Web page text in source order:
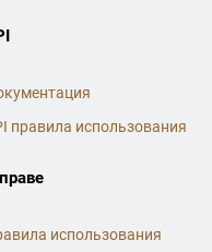
правила использования
использования